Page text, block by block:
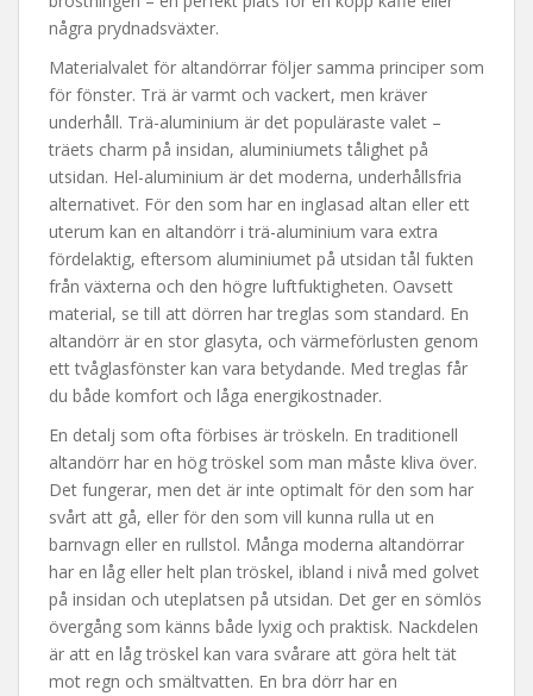
några prydnadsväxter.
Materialvalet för altandörrar följer samma principer som
för fönster. Trä är varmt och vackert, men kräver
underhåll. Trä-aluminium är det populäraste valet –
träets charm på insidan, aluminiumets tålighet på
utsidan. Hel-aluminium är det moderna, underhållsfria
alternativet. För den som har en inglasad altan eller ett
uterum kan en altandörr i trä-aluminium vara extra
fördelaktig, eftersom aluminiumet på utsidan tål fukten
från växterna och den högre luftfuktigheten. Oavsett
material, se till att dörren har treglas som standard. En
altandörr är en stor glasyta, och värmeförlusten genom
ett tvåglasfönster kan vara betydande. Med treglas får
du både komfort och låga energikostnader.
En detalj som ofta förbises är tröskeln. En traditionell
altandörr har en hög tröskel som man måste kliva över.
Det fungerar, men det är inte optimalt för den som har
svårt att gå, eller för den som vill kunna rulla ut en
barnvagn eller en rullstol. Många moderna altandörrar
har en låg eller helt plan tröskel, ibland i nivå med golvet
på insidan och uteplatsen på utsidan. Det ger en sömlös
övergång som känns både lyxig och praktisk. Nackdelen
är att en låg tröskel kan vara svårare att göra helt tät
mot regn och smältvatten. En bra dörr har en